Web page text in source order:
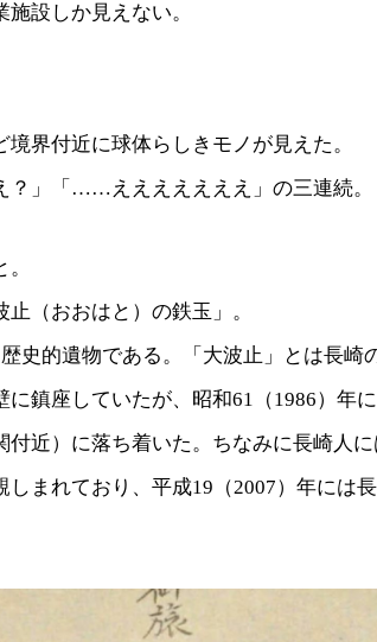
設しか見えない。
界付近に球体らしきモノが見えた。
」「……えええええええ」の三連続。
（おおはと）の鉄玉」。
史的遺物である。「大波止」とは長崎
に鎮座していたが、昭和61（1986）年
付近）に落ち着いた。ちなみに長崎人
しまれており、平成19（2007）年には